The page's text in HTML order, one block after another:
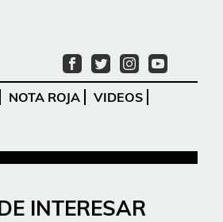
NOTA ROJA
VIDEOS
INTERESAR